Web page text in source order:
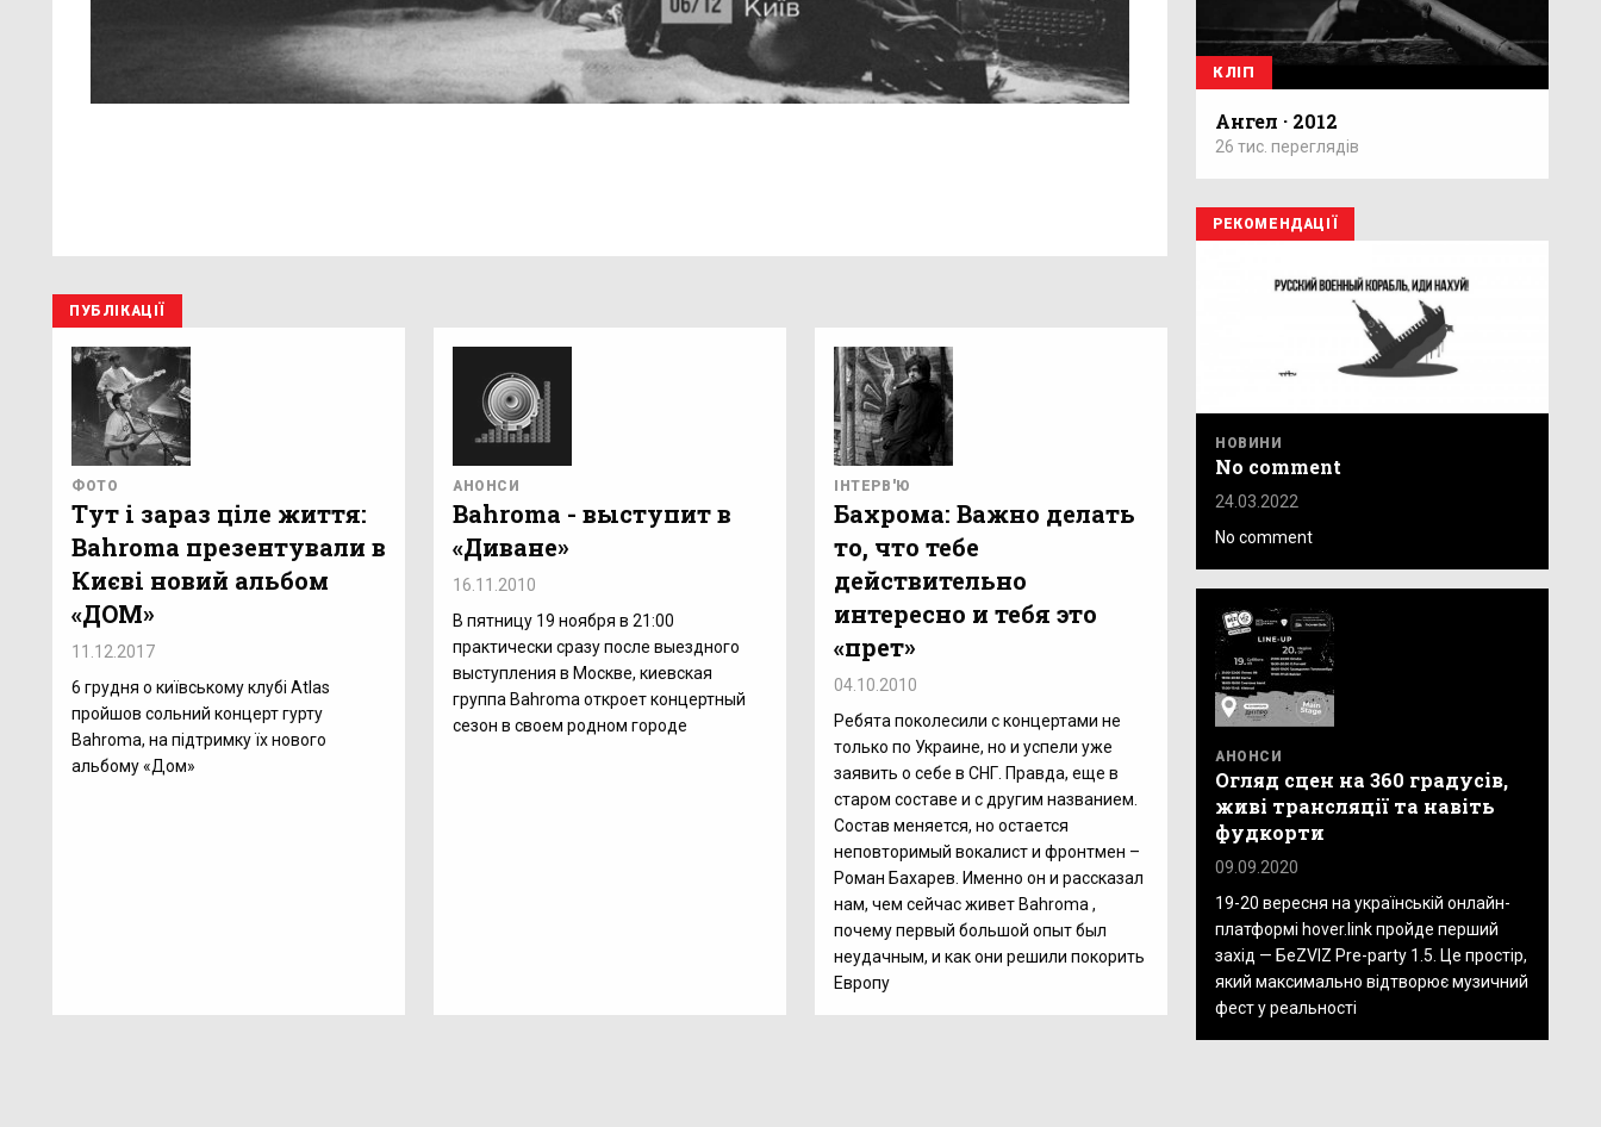
ПУБЛІКАЦІЇ
ФОТО
Тут і зараз ціле життя:
Bahroma презентували в
Києві новий альбом
«ДОМ»
11.12.2017
6 грудня о київському клубі Atlas
пройшов сольний концерт гурту
Bahroma, на підтримку їх нового
альбому «Дом»
АНОНСИ
Bahroma - выступит в
«Диване»
16.11.2010
В пятницу 19 ноября в 21:00
практически сразу после выездного
выступления в Москве, киевская
группа Bahroma откроет концертный
сезон в своем родном городе
ІНТЕРВ'Ю
Бахрома: Важно делать
то, что тебе
действительно
интересно и тебя это
«прет»
04.10.2010
Ребята поколесили с концертами не
только по Украине, но и успели уже
заявить о себе в СНГ. Правда, еще в
старом составе и с другим названием.
Состав меняется, но остается
неповторимый вокалист и фронтмен –
Роман Бахарев. Именно он и рассказал
нам, чем сейчас живет Bahroma ,
почему первый большой опыт был
неудачным, и как они решили покорить
Европу
КЛІП
Ангел · 2012
26 тис. переглядів
РЕКОМЕНДАЦІЇ
НОВИНИ
No comment
24.03.2022
No comment
АНОНСИ
Огляд сцен на 360 градусів,
живі трансляції та навіть
фудкорти
09.09.2020
19-20 вересня на українській онлайн-
платформі hover.link пройде перший
захід — БеZVIZ Pre-party 1.5. Це простір,
який максимально відтворює музичний
фест у реальності